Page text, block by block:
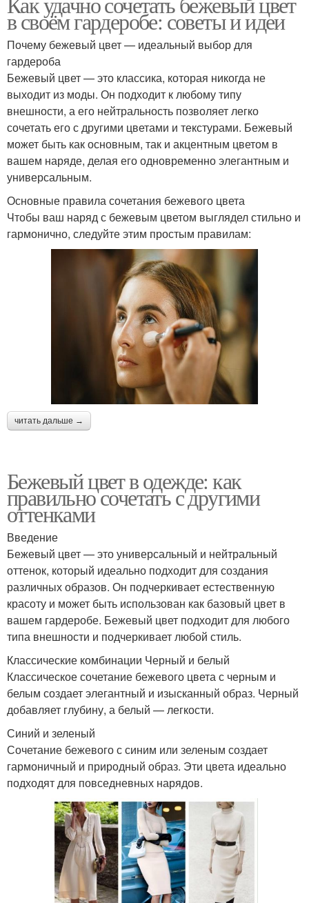
в своём гардеробе: советы и идеи
Почему бежевый цвет — идеальный выбор для
гардероба
Бежевый цвет — это классика, которая никогда не
выходит из моды. Он подходит к любому типу
внешности, а его нейтральность позволяет легко
сочетать его с другими цветами и текстурами. Бежевый
может быть как основным, так и акцентным цветом в
вашем наряде, делая его одновременно элегантным и
универсальным.
Основные правила сочетания бежевого цвета
Чтобы ваш наряд с бежевым цветом выглядел стильно и
гармонично, следуйте этим простым правилам:
читать дальше →
Бежевый цвет в одежде: как
правильно сочетать с другими
оттенками
Введение
Бежевый цвет — это универсальный и нейтральный
оттенок, который идеально подходит для создания
различных образов. Он подчеркивает естественную
красоту и может быть использован как базовый цвет в
вашем гардеробе. Бежевый цвет подходит для любого
типа внешности и подчеркивает любой стиль.
Классические комбинации Черный и белый
Классическое сочетание бежевого цвета с черным и
белым создает элегантный и изысканный образ. Черный
добавляет глубину, а белый — легкости.
Синий и зеленый
Сочетание бежевого с синим или зеленым создает
гармоничный и природный образ. Эти цвета идеально
подходят для повседневных нарядов.